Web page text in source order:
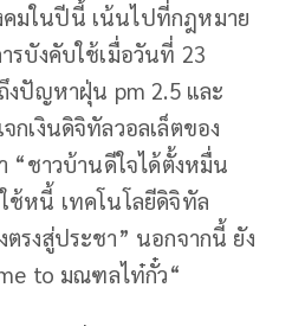
มในปีนี้ เน้นไปที่กฎหมาย
รบังคับใช้เมื่อวันที่ 23
งปัญหาฝุ่น pm 2.5 และ
กเงินดิจิทัลวอลเล็ตของ
“ชาวบ้านดีใจได้ตั้งหมื่น
ช้หนี้ เทคโนโลยีดิจิทัล
รงสู่ประชา” นอกจากนี้ ยัง
to มณฑลไท๋กั๋ว“